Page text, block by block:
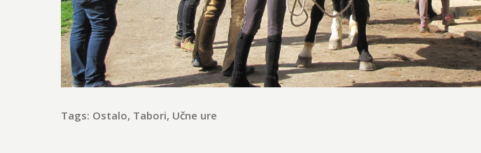
Tags: Ostalo, Tabori, Učne ure